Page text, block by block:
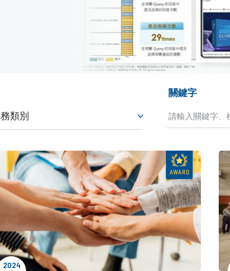
關鍵字
2024